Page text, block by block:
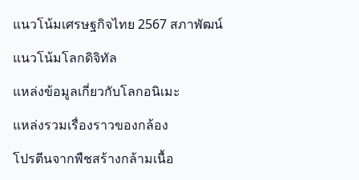
แนวโน้มเศรษฐกิจไทย 2567 สภาพัฒน์
แนวโน้มโลกดิจิทัล
แหล่งข้อมูลเกี่ยวกับโลกอนิเมะ
แหล่งรวมเรื่องราวของกล้อง
โปรตีนจากพืชสร้างกล้ามเนื้อ